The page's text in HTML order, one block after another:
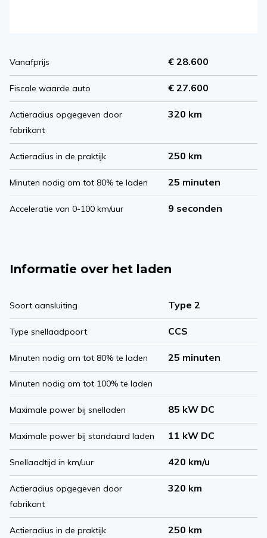
Vanafprijs € 28.600
Fiscale waarde auto € 27.600
Actieradius opgegeven door
fabrikant
320 km
Actieradius in de praktijk 250 km
Minuten nodig om tot 80% te laden 25 minuten
Acceleratie van 0-100 km/uur 9 seconden
Informatie over het laden
Soort aansluiting Type 2
Type snellaadpoort CCS
Minuten nodig om tot 80% te laden 25 minuten
Minuten nodig om tot 100% te laden
Maximale power bij snelladen 85 kW DC
Maximale power bij standaard laden 11 kW DC
Snellaadtijd in km/uur 420 km/u
Actieradius opgegeven door
fabrikant
320 km
Actieradius in de praktijk 250 km